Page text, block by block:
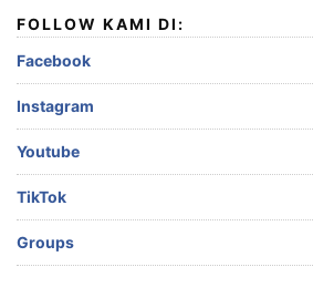
FOLLOW KAMI DI:
Facebook
Instagram
Youtube
TikTok
Groups